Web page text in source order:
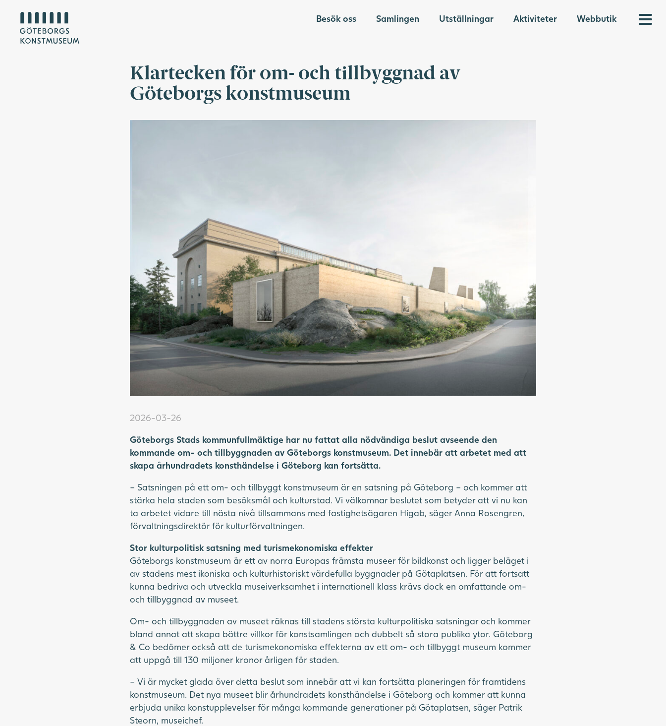
Besök oss Samlingen Utställningar Aktiviteter Webbutik
Klartecken för om- och tillbyggnad av
Göteborgs konstmuseum
2026-03-26
Göteborgs Stads kommunfullmäktige har nu fattat alla nödvändiga beslut avseende den
kommande om- och tillbyggnaden av Göteborgs konstmuseum. Det innebär att arbetet med att
skapa århundradets konsthändelse i Göteborg kan fortsätta.
– Satsningen på ett om- och tillbyggt konstmuseum är en satsning på Göteborg – och kommer att
stärka hela staden som besöksmål och kulturstad. Vi välkomnar beslutet som betyder att vi nu kan
ta arbetet vidare till nästa nivå tillsammans med fastighetsägaren Higab, säger Anna Rosengren,
förvaltningsdirektör för kulturförvaltningen.
Stor kulturpolitisk satsning med turismekonomiska effekter
Göteborgs konstmuseum är ett av norra Europas främsta museer för bildkonst och ligger beläget i
av stadens mest ikoniska och kulturhistoriskt värdefulla byggnader på Götaplatsen. För att fortsatt
kunna bedriva och utveckla museiverksamhet i internationell klass krävs dock en omfattande om-
och tillbyggnad av museet.
Om- och tillbyggnaden av museet räknas till stadens största kulturpolitiska satsningar och kommer
bland annat att skapa bättre villkor för konstsamlingen och dubbelt så stora publika ytor. Göteborg
& Co bedömer också att de turismekonomiska effekterna av ett om- och tillbyggt museum kommer
att uppgå till 130 miljoner kronor årligen för staden.
– Vi är mycket glada över detta beslut som innebär att vi kan fortsätta planeringen för framtidens
konstmuseum. Det nya museet blir århundradets konsthändelse i Göteborg och kommer att kunna
erbjuda unika konstupplevelser för många kommande generationer på Götaplatsen, säger Patrik
Steorn, museichef.